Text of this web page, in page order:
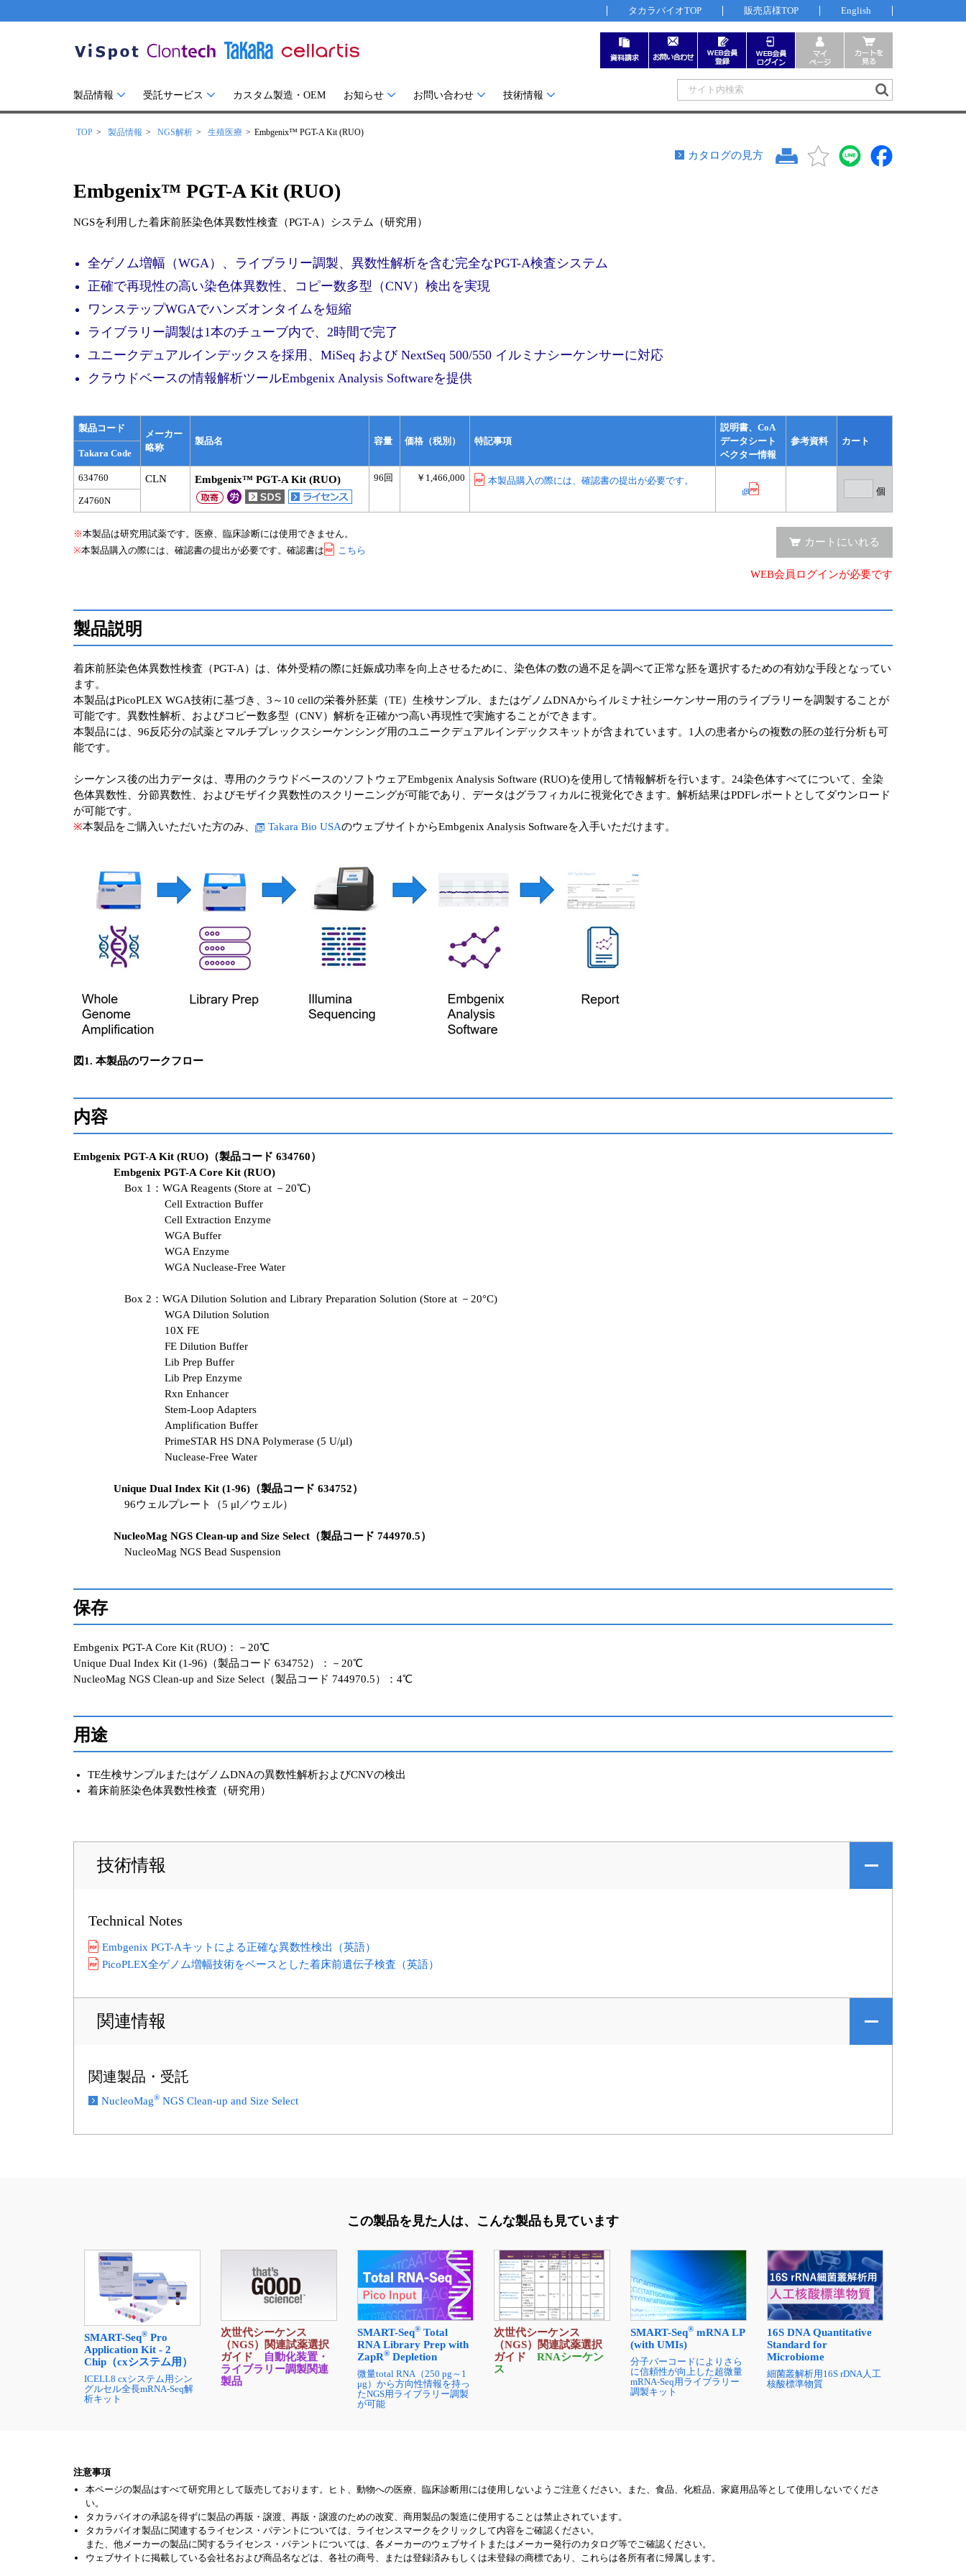
タカラバイオTOP 販売店様TOP English
製品情報 受託サービス カスタム製造・OEM お知らせ お問い合わせ 技術情報
TOP 製品情報 NGS解析 生殖医療 Embgenix™ PGT-A Kit (RUO)
カタログの見方
Embgenix™ PGT-A Kit (RUO)
NGSを利用した着床前胚染色体異数性検査（PGT-A）システム（研究用）
全ゲノム増幅（WGA）、ライブラリー調製、異数性解析を含む完全なPGT-A検査システム
正確で再現性の高い染色体異数性、コピー数多型（CNV）検出を実現
ワンステップWGAでハンズオンタイムを短縮
ライブラリー調製は1本のチューブ内で、2時間で完了
ユニークデュアルインデックスを採用、MiSeq および NextSeq 500/550 イルミナシーケンサーに対応
クラウドベースの情報解析ツールEmbgenix Analysis Softwareを提供
製品コード
メーカー
略称
製品名 容量 価格（税別） 特記事項
説明書、CoA
データシート
ベクター情報
参考資料
カート
Takara Code
634760 CLN Embgenix™ PGT-A Kit (RUO) 96回 ￥1,466,000
本製品購入の際には、確認書の提出が必要です。
個
Z4760N
※本製品は研究用試薬です。医療、臨床診断には使用できません。
※本製品購入の際には、確認書の提出が必要です。確認書は こちら
カートにいれる
WEB会員ログインが必要です
製品説明
着床前胚染色体異数性検査（PGT-A）は、体外受精の際に妊娠成功率を向上させるために、染色体の数の過不足を調べて正常な胚を選択するための有効な手段となってい
ます。
本製品はPicoPLEX WGA技術に基づき、3～10 cellの栄養外胚葉（TE）生検サンプル、またはゲノムDNAからイルミナ社シーケンサー用のライブラリーを調製することが
可能です。異数性解析、およびコピー数多型（CNV）解析を正確かつ高い再現性で実施することができます。
本製品には、96反応分の試薬とマルチプレックスシーケンシング用のユニークデュアルインデックスキットが含まれています。1人の患者からの複数の胚の並行分析も可
能です。
シーケンス後の出力データは、専用のクラウドベースのソフトウェアEmbgenix Analysis Software (RUO)を使用して情報解析を行います。24染色体すべてについて、全染
色体異数性、分節異数性、およびモザイク異数性のスクリーニングが可能であり、データはグラフィカルに視覚化できます。解析結果はPDFレポートとしてダウンロード
が可能です。
※本製品をご購入いただいた方のみ、 Takara Bio USAのウェブサイトからEmbgenix Analysis Softwareを入手いただけます。
図1. 本製品のワークフロー
内容
Embgenix PGT-A Kit (RUO)（製品コード 634760）
Embgenix PGT-A Core Kit (RUO)
Box 1：WGA Reagents (Store at －20℃)
Cell Extraction Buffer
Cell Extraction Enzyme
WGA Buffer
WGA Enzyme
WGA Nuclease-Free Water
Box 2：WGA Dilution Solution and Library Preparation Solution (Store at －20°C)
WGA Dilution Solution
10X FE
FE Dilution Buffer
Lib Prep Buffer
Lib Prep Enzyme
Rxn Enhancer
Stem-Loop Adapters
Amplification Buffer
PrimeSTAR HS DNA Polymerase (5 U/μl)
Nuclease-Free Water
Unique Dual Index Kit (1-96)（製品コード 634752）
96ウェルプレート（5 μl／ウェル）
NucleoMag NGS Clean-up and Size Select（製品コード 744970.5）
NucleoMag NGS Bead Suspension
保存
Embgenix PGT-A Core Kit (RUO)：－20℃
Unique Dual Index Kit (1-96)（製品コード 634752）：－20℃
NucleoMag NGS Clean-up and Size Select（製品コード 744970.5）：4℃
用途
TE生検サンプルまたはゲノムDNAの異数性解析およびCNVの検出
着床前胚染色体異数性検査（研究用）
技術情報
Technical Notes
Embgenix PGT-Aキットによる正確な異数性検出（英語）
PicoPLEX全ゲノム増幅技術をベースとした着床前遺伝子検査（英語）
関連情報
関連製品・受託
NucleoMag® NGS Clean-up and Size Select
この製品を見た人は、 こんな製品も見ています
SMART-Seq® Pro
Application Kit - 2
Chip（cxシステム用）
ICELL8 cxシステム用シン
グルセル全長mRNA-Seq解
析キット
次世代シーケンス
（NGS）関連試薬選択
ガイド
自動化装置・
ライブラリー調製関連
製品
SMART-Seq® Total
RNA Library Prep with
ZapR® Depletion
微量total RNA（250 pg～1
μg）から方向性情報を持っ
たNGS用ライブラリー調製
が可能
次世代シーケンス
（NGS）関連試薬選択
ガイド
RNAシーケン
ス
SMART-Seq® mRNA LP
(with UMIs)
分子バーコードによりさら
に信頼性が向上した超微量
mRNA-Seq用ライブラリー
調製キット
16S DNA Quantitative
Standard for
Microbiome
細菌叢解析用16S rDNA人工
核酸標準物質
注意事項
本ページの製品はすべて研究用として販売しております。ヒト、動物への医療、臨床診断用には使用しないようご注意ください。また、食品、化粧品、家庭用品等として使用しないでくださ
い。
タカラバイオの承認を得ずに製品の再販・譲渡、再販・譲渡のための改変、商用製品の製造に使用することは禁止されています。
タカラバイオ製品に関連するライセンス・パテントについては、ライセンスマークをクリックして内容をご確認ください。
また、他メーカーの製品に関するライセンス・パテントについては、各メーカーのウェブサイトまたはメーカー発行のカタログ等でご確認ください。
ウェブサイトに掲載している会社名および商品名などは、各社の商号、または登録済みもしくは未登録の商標であり、これらは各所有者に帰属します。